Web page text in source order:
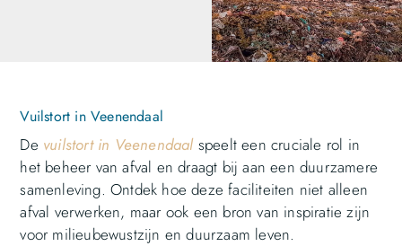
Vuilstort in Veenendaal
De vuilstort in Veenendaalspeelt een cruciale rol in
het beheer van afval en draagt bij aan een duurzamere
samenleving. Ontdek hoe deze faciliteiten niet alleen
afval verwerken, maar ook een bron van inspiratie zijn
voor milieubewustzijn en duurzaam leven.